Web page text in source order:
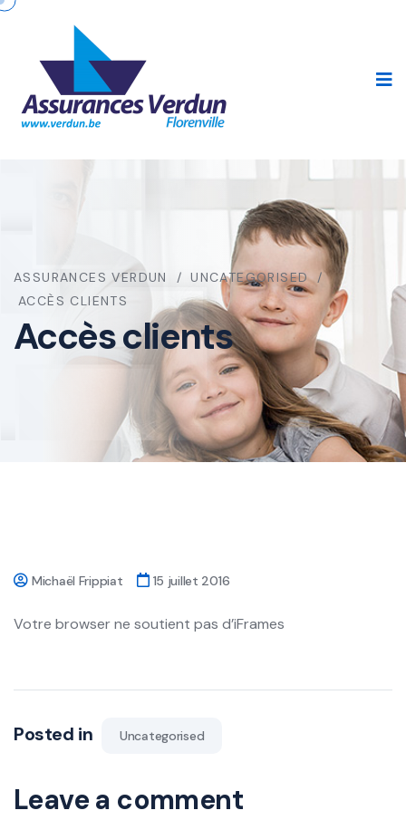
ASSURANCES VERDUN
UNCATEGORISED
ACCÈS CLIENTS
Accès clients
Michaël Frippiat 15 juillet 2016
Votre browser ne soutient pas d’iFrames
Posted in Uncategorised
Leave a comment